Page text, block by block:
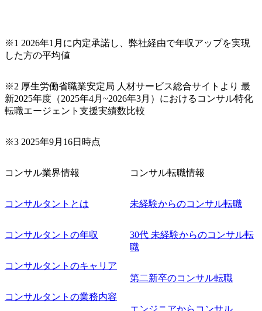
※1 2026年1月に内定承諾し、弊社経由で年収アップを実現
した方の平均値
※2 厚生労働省職業安定局 人材サービス総合サイトより 最
新2025年度（2025年4月~2026年3月）におけるコンサル特化
転職エージェント支援実績数比較
※3 2025年9月16日時点
コンサル業界情報
コンサルタントとは
コンサルタントの年収
コンサルタントのキャリア
コンサルタントの業務内容
コンサル転職情報
未経験からのコンサル転職
30代 未経験からのコンサル転
職
第二新卒のコンサル転職